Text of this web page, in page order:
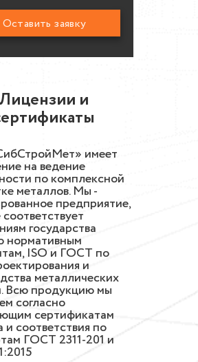
Лицензии и
имеет
на ведение
по комплексной
металлов. Мы -
предприятие,
государства
нормативным
ISO и ГОСТ по
и
металлических
Всю продукцию мы
согласно
сертификатам
и соответствия по
ГОСТ 2311-201 и